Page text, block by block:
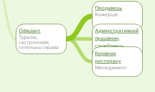
Офіціант
Туризм,
гастрономія,
готельна справа
Продавець
Комерція
Адміністративний
працівник,
службовець
Адміністративна
робота
Керівник
ресторану
Менеджмент